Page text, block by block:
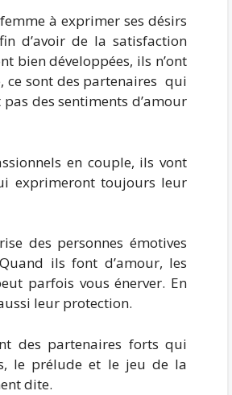
à exprimer ses désirs
d’avoir de la satisfaction
bien développées, ils n’ont
ce sont des partenaires qui
des sentiments d’amour
en couple, ils vont
exprimeront toujours leur
des personnes émotives
ils font d’amour, les
parfois vous énerver. En
leur protection.
des partenaires forts qui
le prélude et le jeu de la
dite.